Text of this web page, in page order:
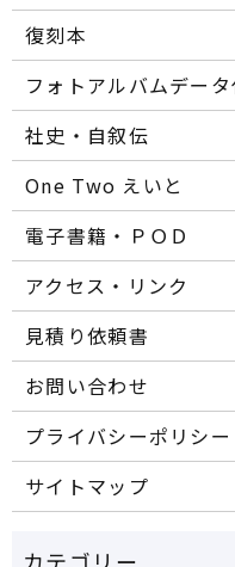
復刻本
フォトアルバムデータ
社史・自叙伝
One Two えいと
電子書籍・ＰＯＤ
アクセス・リンク
見積り依頼書
お問い合わせ
プライバシーポリシー
サイトマップ